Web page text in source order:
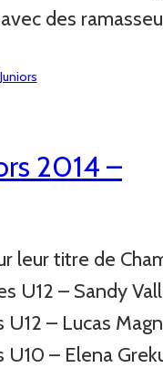
des
2014 –
leur titre de
U12 – Sandy
U12 – Lucas
U10 – Elena